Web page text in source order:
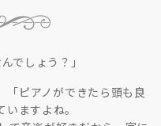
でしょう？」
「ピアノができたら頭も良
いますよね。